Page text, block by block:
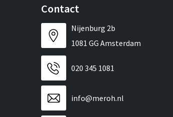
Contact
Nijenburg 2b
1081 GG Amsterdam
020 345 1081
info@meroh.nl